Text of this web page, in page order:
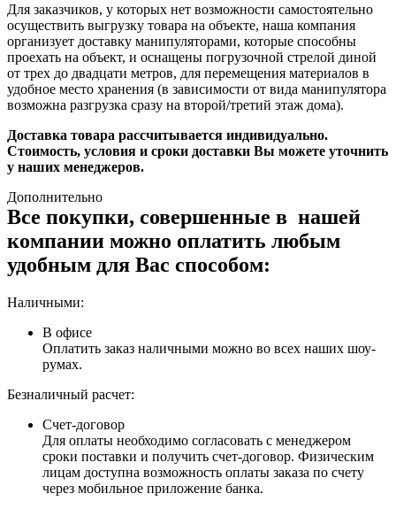
Для заказчиков, у которых нет возможности самостоятельно
осуществить выгрузку товара на объекте, наша компания
организует доставку манипуляторами, которые способны
проехать на объект, и оснащены погрузочной стрелой диной
от трех до двадцати метров, для перемещения материалов в
удобное место хранения (в зависимости от вида манипулятора
возможна разгрузка сразу на второй/третий этаж дома).
Доставка товара рассчитывается индивидуально.
Стоимость, условия и сроки доставки Вы можете уточнить
у наших менеджеров.
Дополнительно
Все покупки, совершенные в нашей
компании можно оплатить любым
удобным для Вас способом:
Наличными:
В офисе
Оплатить заказ наличными можно во всех наших шоу-
румах.
Безналичный расчет:
Счет-договор
Для оплаты необходимо согласовать с менеджером
сроки поставки и получить счет-договор. Физическим
лицам доступна возможность оплаты заказа по счету
через мобильное приложение банка.